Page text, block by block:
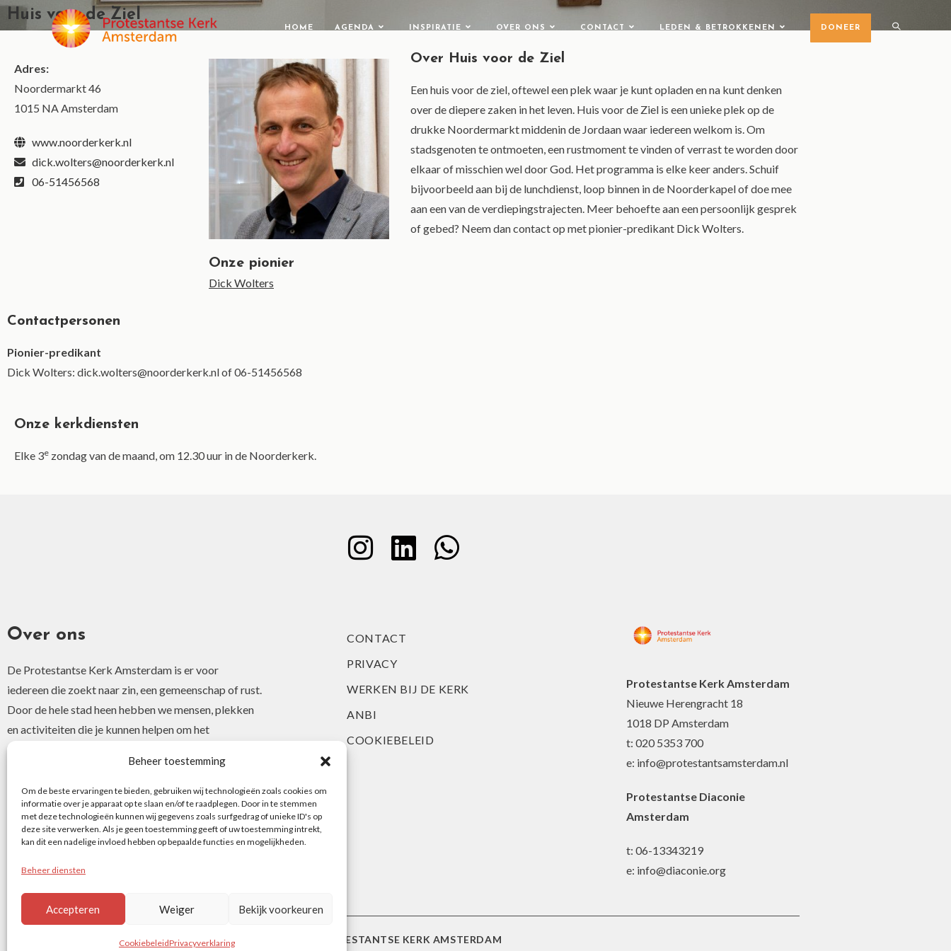
Beheer toestemming
Om de beste ervaringen te bieden, gebruiken wij technologieën zoals cookies om
informatie over je apparaat op te slaan en/of te raadplegen. Door in te stemmen
met deze technologieën kunnen wij gegevens zoals surfgedrag of unieke ID's op
deze site verwerken. Als je geen toestemming geeft of uw toestemming intrekt,
kan dit een nadelige invloed hebben op bepaalde functies en mogelijkheden.
Beheer diensten
Accepteren Weiger Bekijk voorkeuren
CookiebeleidPrivacyverklaring
HOME AGENDA INSPIRATIE OVER ONS CONTACT LEDEN & BETROKKENEN DONEER
Huis voor de Ziel
Adres:
Noordermarkt 46
1015 NA Amsterdam
www.noorderkerk.nl
dick.wolters@noorderkerk.nl
06-51456568
Onze pionier
Dick Wolters
Over Huis voor de Ziel
Een huis voor de ziel, oftewel een plek waar je kunt opladen en na kunt denken
over de diepere zaken in het leven. Huis voor de Ziel is een unieke plek op de
drukke Noordermarkt middenin de Jordaan waar iedereen welkom is. Om
stadsgenoten te ontmoeten, een rustmoment te vinden of verrast te worden door
elkaar of misschien wel door God. Het programma is elke keer anders. Schuif
bijvoorbeeld aan bij de lunchdienst, loop binnen in de Noorderkapel of doe mee
aan een van de verdiepingstrajecten. Meer behoefte aan een persoonlijk gesprek
of gebed? Neem dan contact op met pionier-predikant Dick Wolters.
Contactpersonen
Pionier-predikant
Dick Wolters: dick.wolters@noorderkerk.nl of 06-51456568
Onze kerkdiensten
Elke 3e zondag van de maand, om 12.30 uur in de Noorderkerk.
Over ons
De Protestantse Kerk Amsterdam is er voor
iedereen die zoekt naar zin, een gemeenschap of rust.
Door de hele stad heen hebben we mensen, plekken
en activiteiten die je kunnen helpen om het
christelijke geloof of je interesse hierin te ontdekken.
CONTACT
PRIVACY
WERKEN BIJ DE KERK
ANBI
COOKIEBELEID
Protestantse Kerk Amsterdam
Nieuwe Herengracht 18
1018 DP Amsterdam
t: 020 5353 700
e: info@protestantsamsterdam.nl
Protestantse Diaconie
Amsterdam
t: 06-13343219
e: info@diaconie.org
© PROTESTANTSE KERK AMSTERDAM